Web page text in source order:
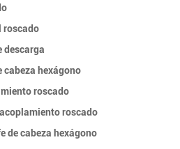
roscado
descarga
cabeza hexágono
roscado
roscado
de cabeza hexágono